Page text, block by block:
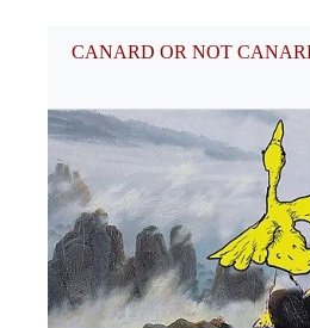
CANARD OR NOT